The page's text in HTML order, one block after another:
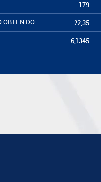
179
OBTENIDO: 22,35
6,1345